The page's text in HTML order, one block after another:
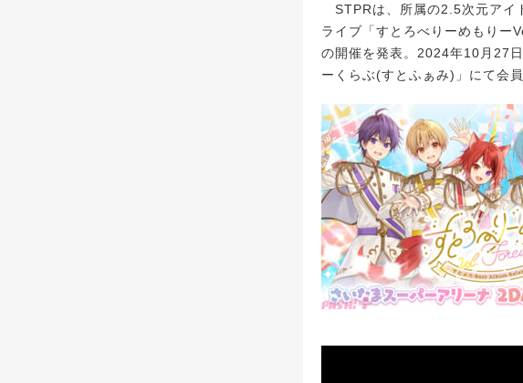
STPRは、所属の2.5次元アイ
ライブ「すとろべりーめもり
の開催を発表。2024年10月27
ーくらぶ(すとふぁみ)」にて会